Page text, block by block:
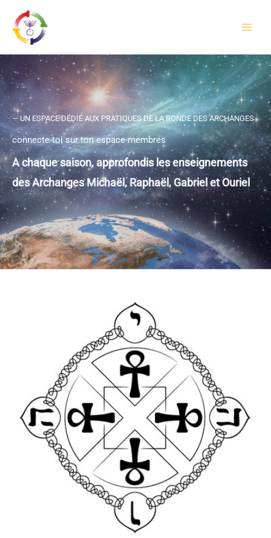
contenu
— UN ESPACE DÉDIÉ AUX PRATIQUES DE LA RONDE DES ARCHANGES
connecte-toi sur ton espace-membres
A chaque saison, approfondis les enseignements
des Archanges Michaël, Raphaël, Gabriel et Ouriel